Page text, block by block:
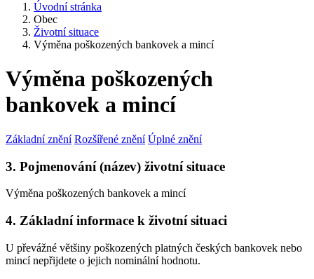
Úvodní stránka
Obec
Životní situace
Výměna poškozených bankovek a mincí
Výměna poškozených
bankovek a mincí
Základní znění Rozšířené znění Úplné znění
3. Pojmenování (název) životní situace
Výměna poškozených bankovek a mincí
4. Základní informace k životní situaci
U převážné většiny poškozených platných českých bankovek nebo
mincí nepřijdete o jejich nominální hodnotu.